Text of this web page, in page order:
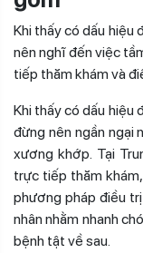
Khi thấy có dấu hiệu
nên nghĩ đến việc
tiếp thăm khám và
Khi thấy có dấu hiệu
đừng nên ngần ngại
xương khớp. Tại
trực tiếp thăm
phương pháp điều
nhân nhằm nhanh
bệnh tật về sau.